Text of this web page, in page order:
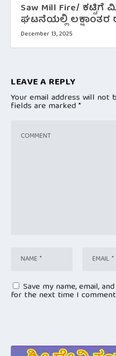
Saw Mill Fire/ ಕಟ್ಟಿಗೆ
ಘಟನೆಯಲ್ಲಿ ಲಕ್ಷಾಂತರ
December 13, 2025
LEAVE A REPLY
Your email address will not
fields are marked*
Save my name, email,
for the next time I